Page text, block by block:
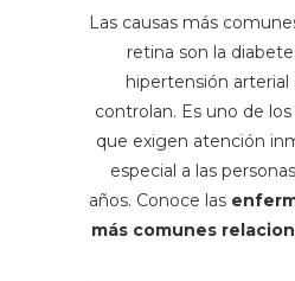
Las causas más
retina son la
hipertensión arterial
controlan. Es uno de
que exigen atención
especial a las
años. Conoce las
más comunes